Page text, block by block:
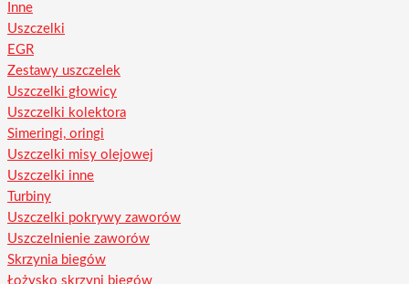
Inne
Uszczelki
EGR
Zestawy uszczelek
Uszczelki głowicy
Uszczelki kolektora
Simeringi, oringi
Uszczelki misy olejowej
Uszczelki inne
Turbiny
Uszczelki pokrywy zaworów
Uszczelnienie zaworów
Skrzynia biegów
Łożysko skrzyni biegów